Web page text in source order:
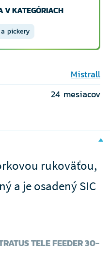
V KATEGÓRIACH
pickery
Mistrall
24 mesiacov
rukoväťou,
a je osadený SIC
TELE FEEDER 30-